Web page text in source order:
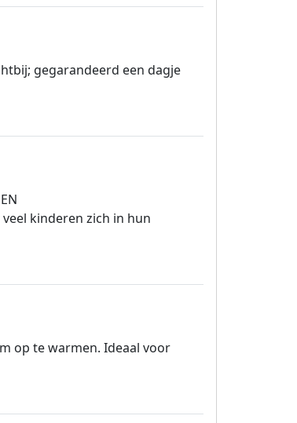
gegarandeerd een dagje
kinderen zich in hun
op te warmen. Ideaal voor